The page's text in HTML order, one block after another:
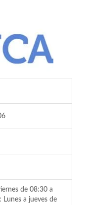
de 08:30 a
Lunes a jueves de